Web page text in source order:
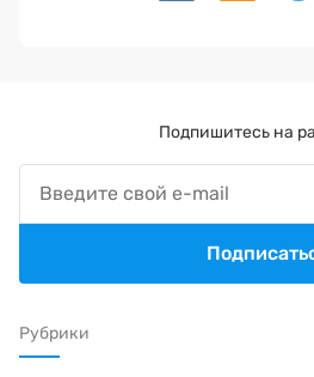
Рубрики
Подпишитесь на